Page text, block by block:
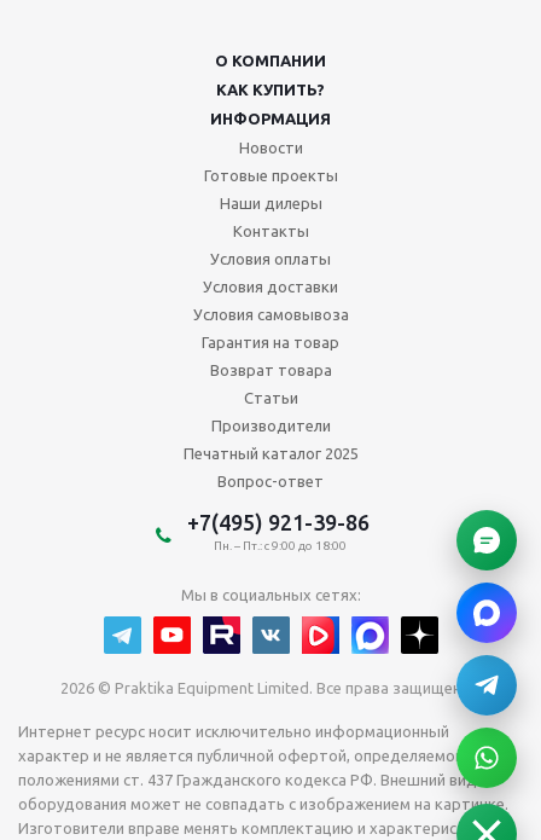
О КОМПАНИИ
КАК КУПИТЬ?
ИНФОРМАЦИЯ
Новости
Готовые проекты
Наши дилеры
Контакты
Условия оплаты
Условия доставки
Условия самовывоза
Гарантия на товар
Возврат товара
Статьи
Производители
Печатный каталог 2025
Вопрос-ответ
+7(495) 921-39-86
Пн. – Пт.: с 9:00 до 18:00
Мы в социальных сетях:
2026 © Praktika Equipment Limited. Все права защищены.
Интернет ресурс носит исключительно информационный
характер и не является публичной офертой, определяемой
положениями ст. 437 Гражданского кодекса РФ. Внешний вид
оборудования может не совпадать с изображением на картинке.
Изготовители вправе менять комплектацию и характеристики